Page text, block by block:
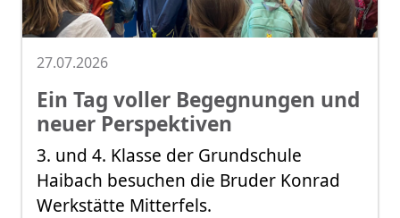
27.07.2026
Ein Tag voller Begegnungen und
neuer Perspektiven
3. und 4. Klasse der Grundschule
Haibach besuchen die Bruder Konrad
Werkstätte Mitterfels.